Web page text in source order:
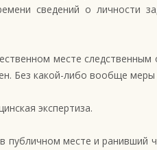
сведений о личности
месте следственным
Без какой-либо вообще меры
экспертиза.
месте и ранивший